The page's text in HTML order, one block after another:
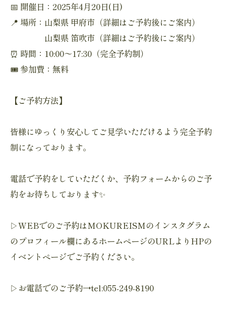
📅 開催日：2025年4月20日(日)
📍 場所：山梨県 甲府市（詳細はご予約後にご案内）
山梨県 笛吹市（詳細はご予約後にご案内）
⏰ 時間：10:00〜17:30（完全予約制）
🎟 参加費：無料
【ご予約方法】
皆様にゆっくり安心してご見学いただけるよう完全予約
制になっております。
電話で予約をしていただくか、予約フォームからのご予
約をお待ちしております✨
▷WEBでのご予約はMOKUREISMのインスタグラム
のプロフィール欄にあるホームページのURLよりHPの
イベントページでご予約ください。
▷お電話でのご予約→tel:055-249-8190